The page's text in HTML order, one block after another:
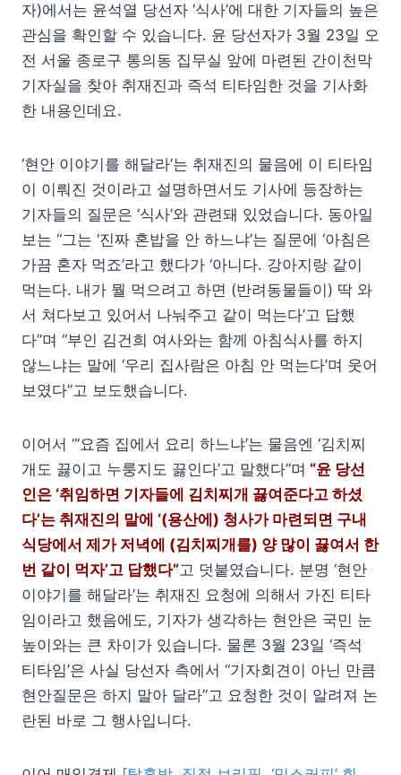
자)에서는 윤석열 당선자 ‘식사’에 대한 기자들의 높은
관심을 확인할 수 있습니다. 윤 당선자가 3월 23일 오
전 서울 종로구 통의동 집무실 앞에 마련된 간이천막
기자실을 찾아 취재진과 즉석 티타임한 것을 기사화
한 내용인데요.
‘현안 이야기를 해달라’는 취재진의 물음에 이 티타임
이 이뤄진 것이라고 설명하면서도 기사에 등장하는
기자들의 질문은 ‘식사’와 관련돼 있었습니다. 동아일
보는 “그는 ‘진짜 혼밥을 안 하느냐’는 질문에 ‘아침은
가끔 혼자 먹죠’라고 했다가 ‘아니다. 강아지랑 같이
먹는다. 내가 뭘 먹으려고 하면 (반려동물들이) 딱 와
서 쳐다보고 있어서 나눠주고 같이 먹는다’고 답했
다”며 “부인 김건희 여사와는 함께 아침식사를 하지
않느냐는 말에 ‘우리 집사람은 아침 안 먹는다’며 웃어
보였다”고 보도했습니다.
이어서 “‘요즘 집에서 요리 하느냐’는 물음엔 ‘김치찌
개도 끓이고 누룽지도 끓인다’고 말했다”며 “윤 당선
인은 ‘취임하면 기자들에 김치찌개 끓여준다고 하셨
다’는 취재진의 말에 ‘(용산에) 청사가 마련되면 구내
식당에서 제가 저녁에 (김치찌개를) 양 많이 끓여서 한
번 같이 먹자’고 답했다”고 덧붙였습니다. 분명 ‘현안
이야기를 해달라’는 취재진 요청에 의해서 가진 티타
임이라고 했음에도, 기자가 생각하는 현안은 국민 눈
높이와는 큰 차이가 있습니다. 물론 3월 23일 ‘즉석
티타임’은 사실 당선자 측에서 “기자회견이 아닌 만큼
현안질문은 하지 말아 달라”고 요청한 것이 알려져 논
란된 바로 그 행사입니다.